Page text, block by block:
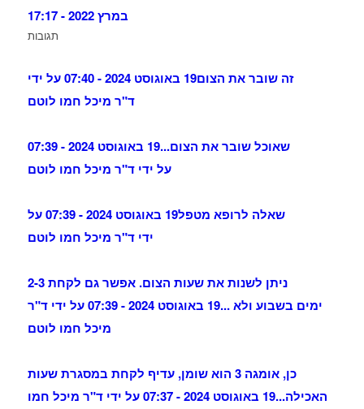
במרץ 2022 - 17:17
תגובות
זה שובר את הצום
19 באוגוסט 2024 - 07:40 על ידי
ד"ר מיכל חמו לוטם
שאוכל שובר את הצום...
19 באוגוסט 2024 - 07:39
על ידי ד"ר מיכל חמו לוטם
שאלה לרופא מטפל
19 באוגוסט 2024 - 07:39 על
ידי ד"ר מיכל חמו לוטם
ניתן לשנות את שעות הצום. אפשר גם לקחת 2-3
ימים בשבוע ולא ...
19 באוגוסט 2024 - 07:39 על ידי ד"ר
מיכל חמו לוטם
כן, אומגה 3 הוא שומן, עדיף לקחת במסגרת שעות
האכילה...
19 באוגוסט 2024 - 07:37 על ידי ד"ר מיכל חמו